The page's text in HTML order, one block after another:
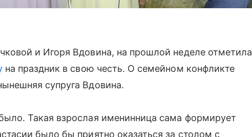
и Игоря Вдовина, на прошлой неделе отметила
на праздник в свою честь. О семейном конфликте
супруга Вдовина.
Такая взрослая именинница сама формирует
было бы приятно оказаться за столом с